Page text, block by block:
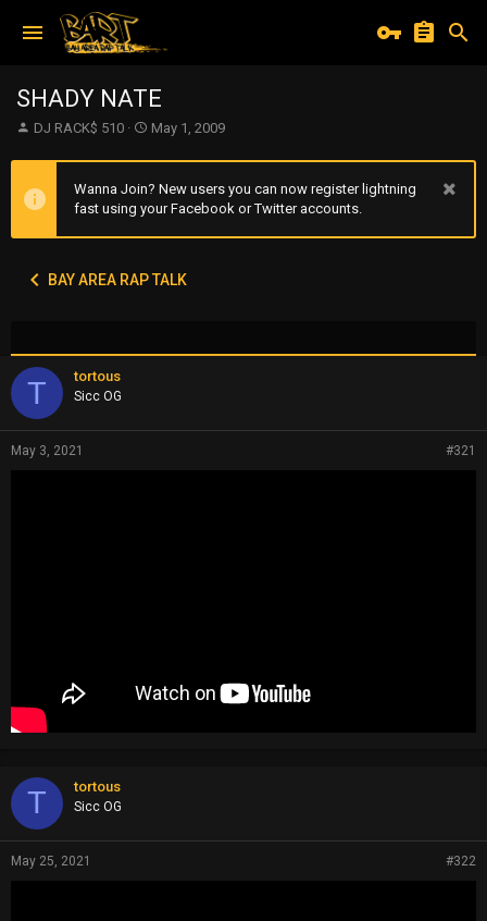
SHADY NATE
T
e
a
a
DJ RACK$ 510
S
a
r
t
e
May 1, 2009
Wanna Join? New users you can now register lightning
fast using your Facebook or Twitter accounts.
BAY AREA RAP TALK
T tortous
Sicc OG
May 3, 2021 #321
T tortous
Sicc OG
May 25, 2021 #322